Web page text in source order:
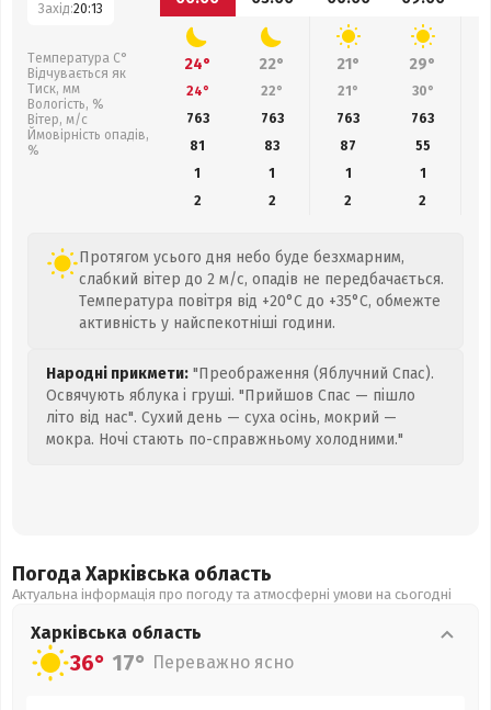
Захід:20:13
Температура С°
Відчувається як
Тиск, мм
Вологість, %
Вітер, м/с
Ймовірність опадів,
%
24° 22° 21° 29°
24° 22° 21° 30°
763
763 763 763
81
83 87 55
1
1 1
1
2
2 2 2
Протягом усього дня небо буде безхмарним,
слабкий вітер до 2 м/с, опадів не передбачається.
Температура повітря від +20°C до +35°C, обмежте
активність у найспекотніші години.
Народні прикмети: "Преображення (Яблучний Спас).
Освячують яблука і груші. "Прийшов Спас — пішло
літо від нас". Сухий день — суха осінь, мокрий —
мокра. Ночі стають по-справжньому холодними."
Погода Харківська область
Актуальна інформація про погоду та атмосферні умови на сьогодні
Харківська область
36° 17° Переважно ясно